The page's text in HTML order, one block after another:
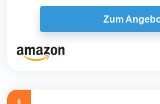
Zum
6